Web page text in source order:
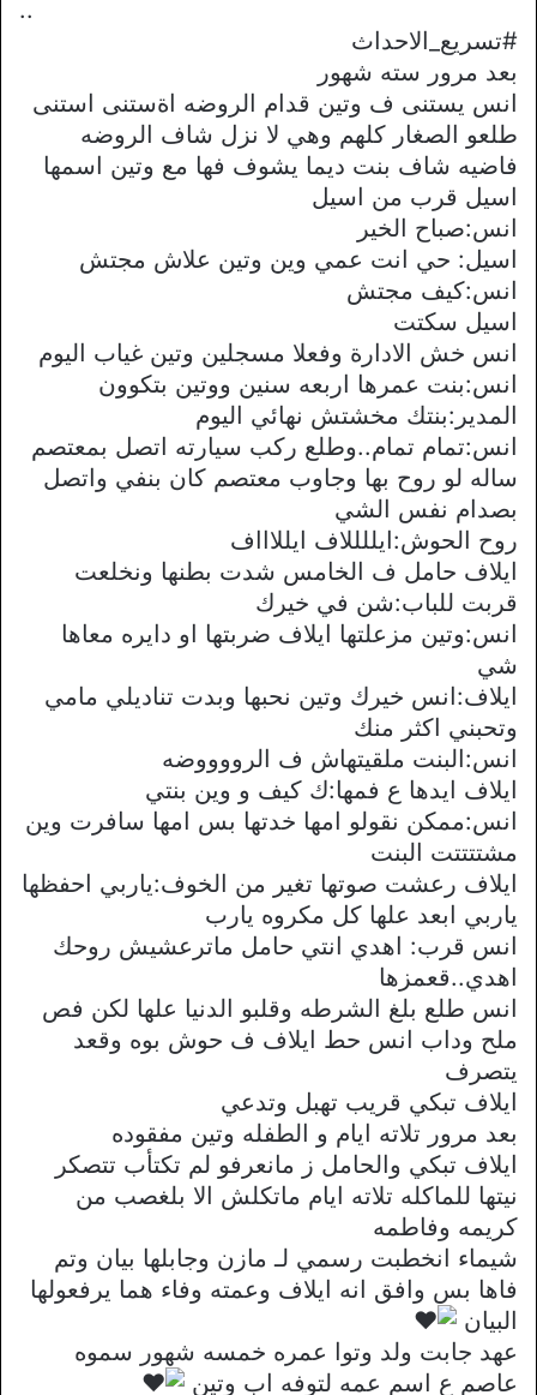
..
#تسريع_الاحداث
بعد مرور سته شهور
انس يستنى ف وتين قدام الروضه اةستنى استنى
طلعو الصغار كلهم وهي لا نزل شاف الروضه
فاضيه شاف بنت ديما يشوف فها مع وتين اسمها
اسيل قرب من اسيل
انس:صباح الخير
اسيل: حي انت عمي وين وتين علاش مجتش
انس:كيف مجتش
اسيل سكتت
انس خش الادارة وفعلا مسجلين وتين غياب اليوم
انس:بنت عمرها اربعه سنين ووتين بتكوون
المدير:بنتك مخشتش نهائي اليوم
انس:تمام تمام..وطلع ركب سيارته اتصل بمعتصم
ساله لو روح بها وجاوب معتصم كان بنفي واتصل
بصدام نفس الشي
روح الحوش:ايللللاف ايللاااف
ايلاف حامل ف الخامس شدت بطنها ونخلعت
قربت للباب:شن في خيرك
انس:وتين مزعلتها ايلاف ضربتها او دايره معاها
شي
ايلاف:انس خيرك وتين نحبها وبدت تناديلي مامي
وتحبني اكثر منك
انس:البنت ملقيتهاش ف الرووووضه
ايلاف ايدها ع فمها:ك كيف و وين بنتي
انس:ممكن نقولو امها خدتها بس امها سافرت وين
مشتتتتت البنت
ايلاف رعشت صوتها تغير من الخوف:ياربي احفظها
ياربي ابعد علها كل مكروه يارب
انس قرب: اهدي انتي حامل ماترعشيش روحك
اهدي..قعمزها
انس طلع بلغ الشرطه وقلبو الدنيا علها لكن فص
ملح وداب انس حط ايلاف ف حوش بوه وقعد
يتصرف
ايلاف تبكي قريب تهبل وتدعي
بعد مرور تلاته ايام و الطفله وتين مفقوده
ايلاف تبكي والحامل ز مانعرفو لم تكتأب تتصكر
نيتها للماكله تلاته ايام ماتكلش الا بلغصب من
كريمه وفاطمه
شيماء انخطبت رسمي لـ مازن وجابلها بيان وتم
فاها بس وافق انه ايلاف وعمته وفاء هما يرفعولها
البيان
عهد جابت ولد وتوا عمره خمسه شهور سموه
عاصم ع اسم عمه لتوفه اب وتين